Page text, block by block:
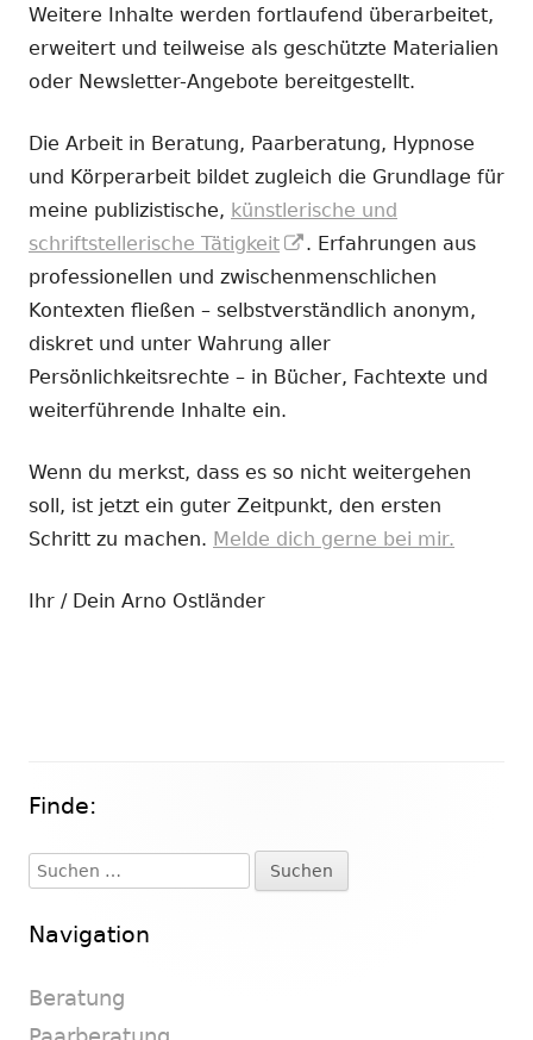
Weitere Inhalte werden fortlaufend überarbeitet,
erweitert und teilweise als geschützte Materialien
oder Newsletter-Angebote bereitgestellt.
Die Arbeit in Beratung, Paarberatung, Hypnose
und Körperarbeit bildet zugleich die Grundlage für
meine publizistische, künstlerische und
schriftstellerische Tätigkeit
In
neuem
Fenster
öffnen
. Erfahrungen aus
professionellen und zwischenmenschlichen
Kontexten fließen – selbstverständlich anonym,
diskret und unter Wahrung aller
Persönlichkeitsrechte – in Bücher, Fachtexte und
weiterführende Inhalte ein.
Wenn du merkst, dass es so nicht weitergehen
soll, ist jetzt ein guter Zeitpunkt, den ersten
Schritt zu machen. Melde dich gerne bei mir.
Ihr / Dein Arno Ostländer
Haupt-
Seitenleiste
Finde:
Suchen
nach:
Navigation
Beratung